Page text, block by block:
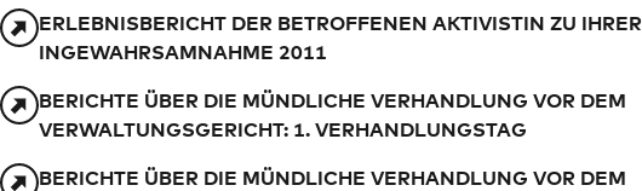
ERLEBNISBERICHT DER BETROFFENEN AKTIVISTIN ZU IHRER
INGEWAHRSAMNAHME 2011
BERICHTE ÜBER DIE MÜNDLICHE VERHANDLUNG VOR DEM
VERWALTUNGSGERICHT: 1. VERHANDLUNGSTAG
BERICHTE ÜBER DIE MÜNDLICHE VERHANDLUNG VOR DEM